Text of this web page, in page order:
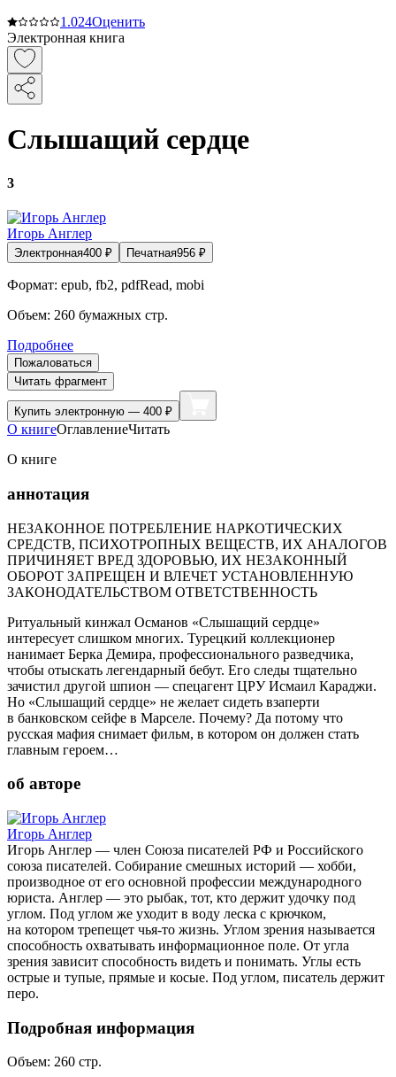
1.024Оценить
Электронная книга
Слышащий сердце
3
Игорь Англер
Электронная400 ₽ Печатная956 ₽
Формат: epub, fb2, pdfRead, mobi
Объем: 260 бумажных стр.
Подробнее
Пожаловаться
Читать фрагмент
Купить электронную — 400 ₽
О книгеОглавлениеЧитать
О книге
аннотация
НЕЗАКОННОЕ ПОТРЕБЛЕНИЕ НАРКОТИЧЕСКИХ
СРЕДСТВ, ПСИХОТРОПНЫХ ВЕЩЕСТВ, ИХ АНАЛОГОВ
ПРИЧИНЯЕТ ВРЕД ЗДОРОВЬЮ, ИХ НЕЗАКОННЫЙ
ОБОРОТ ЗАПРЕЩЕН И ВЛЕЧЕТ УСТАНОВЛЕННУЮ
ЗАКОНОДАТЕЛЬСТВОМ ОТВЕТСТВЕННОСТЬ
Ритуальный кинжал Османов «Слышащий сердце»
интересует слишком многих. Турецкий коллекционер
нанимает Берка Демира, профессионального разведчика,
чтобы отыскать легендарный бебут. Его следы тщательно
зачистил другой шпион — спецагент ЦРУ Исмаил Караджи.
Но «Слышащий сердце» не желает сидеть взаперти
в банковском сейфе в Марселе. Почему? Да потому что
русская мафия снимает фильм, в котором он должен стать
главным героем…
об авторе
Игорь Англер
Игорь Англер — член Союза писателей РФ и Российского
союза писателей. Собирание смешных историй — хобби,
производное от его основной профессии международного
юриста. Англер — это рыбак, тот, кто держит удочку под
углом. Под углом же уходит в воду леска с крючком,
на котором трепещет чья-то жизнь. Углом зрения называется
способность охватывать информационное поле. От угла
зрения зависит способность видеть и понимать. Углы есть
острые и тупые, прямые и косые. Под углом, писатель держит
перо.
Подробная информация
Объем: 260 стр.